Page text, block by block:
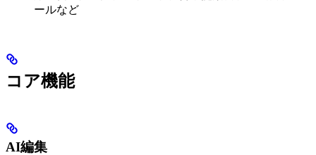
ールなど
コア機能
AI編集